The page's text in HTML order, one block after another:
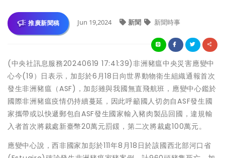
推廣新聞稿 Jun 19,2024 新聞 新聞時事
(中央社訊息服務20240619 17:41:39)非洲豬瘟中央災害應變中
心今(19）日表示，加彭於6月18日向世界動物衛生組織通報首次
發生非洲豬瘟（ASF)，加彭雖與我國無直飛航班，應變中心鑑於
國際非洲豬瘟疫情仍持續蔓延，因此呼籲國人切勿自ASF發生國
家攜帶或以快遞郵包自ASF發生國家輸入豬肉製品回國，違規輸
入者首次將裁處新臺幣20萬元罰鍰，第二次將裁處100萬元。
應變中心說，西非國家加彭於111年8月18日於該國西北部河口省